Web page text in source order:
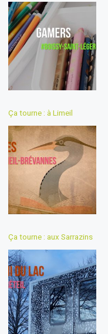
Ça tourne : à Limeil
Ça tourne : aux Sarrazins